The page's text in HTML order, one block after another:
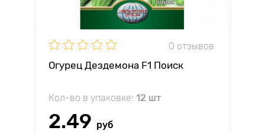
0 отзывов
Огурец Дездемона F1 Поиск
Кол-во в упаковке: 12 шт
2.49 руб